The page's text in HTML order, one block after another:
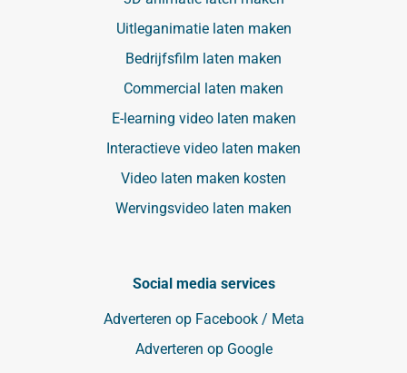
Uitleganimatie laten maken
Bedrijfsfilm laten maken
Commercial laten maken
E-learning video laten maken
Interactieve video laten maken
Video laten maken kosten
Wervingsvideo laten maken
Social media services
Adverteren op Facebook / Meta
Adverteren op Google